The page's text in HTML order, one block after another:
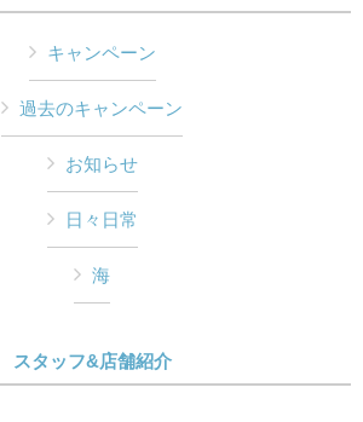
キャンペーン
過去のキャンペーン
お知らせ
日々日常
海
スタッフ&店舗紹介